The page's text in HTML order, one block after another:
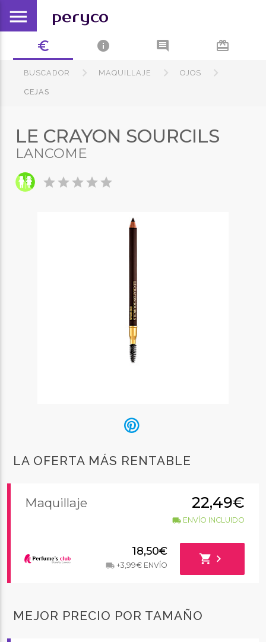
menu peryco
euro_symbol info comment card_giftcard
BUSCADOR MAQUILLAJE OJOS
CEJAS
LE CRAYON SOURCILS
LANCOME
starstarstarstarstar
LA OFERTA MÁS RENTABLE
Maquillaje 22,49€
local_shippingENVÍO INCLUIDO
18,50€
local_shipping+3,99€ ENVÍO shopping_cart chevron_right
MEJOR PRECIO POR TAMAÑO